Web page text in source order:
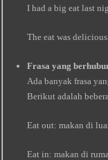
I had a big eat last
The eat was
Frasa yang
Ada banyak frasa
Berikut adalah
Eat out: makan di
Eat in: makan di